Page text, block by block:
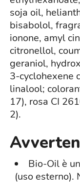
soja oil,
bisabolol,
ionone, amyl
citronellol,
geraniol,
3-cyclohexene
linalool;
17), rosa CI
2).
Bio-Oil è
(uso esterno).